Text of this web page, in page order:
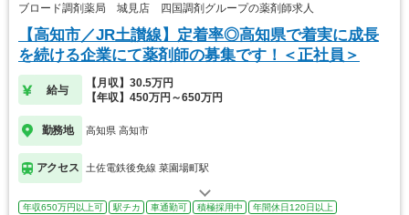
ブロード調剤薬局 城見店 四国調剤グループの薬剤師求人
【高知市／JR土讃線】定着率◎高知県で着実に成長
を続ける企業にて薬剤師の募集です！＜正社員＞
給与
【月収】30.5万円
【年収】450万円～650万円
勤務地 高知県 高知市
アクセス 土佐電鉄後免線 菜園場町駅
年収650万円以上可 駅チカ 車通勤可 積極採用中 年間休日120日以上